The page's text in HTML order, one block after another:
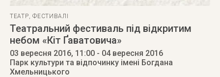
ТЕАТР,ФЕСТИВАЛІ
Театральний фестиваль під відкритим
небом «Кіт Ґаватовича»
03 вересня 2016, 11:00 - 04 вересня 2016
Парк культури та відпочинку імені Богдана
Хмельницького